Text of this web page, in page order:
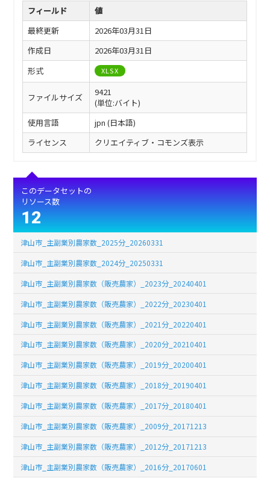
フィールド
値
最終更新
2026年03月31日
作成日
2026年03月31日
形式
XLSX
ファイルサイズ
9421
(単位:バイト)
使用言語
jpn (日本語)
ライセンス
クリエイティブ・コモンズ表示
このデータセットの
リソース数
12
津山市_主副業別農家数_2025分_20260331
津山市_主副業別農家数_2024分_20250331
津山市_主副業別農家数（販売農家）_2023分_20240401
津山市_主副業別農家数（販売農家）_2022分_20230401
津山市_主副業別農家数（販売農家）_2021分_20220401
津山市_主副業別農家数（販売農家）_2020分_20210401
津山市_主副業別農家数（販売農家）_2019分_20200401
津山市_主副業別農家数（販売農家）_2018分_20190401
津山市_主副業別農家数（販売農家）_2017分_20180401
津山市_主副業別農家数（販売農家）_2009分_20171213
津山市_主副業別農家数（販売農家）_2012分_20171213
津山市_主副業別農家数（販売農家）_2016分_20170601